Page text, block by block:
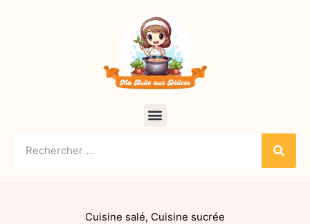
Cuisine salé, Cuisine sucrée